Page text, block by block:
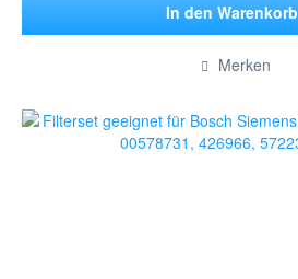
In den Warenkorb
Hinzugefügt
Merken